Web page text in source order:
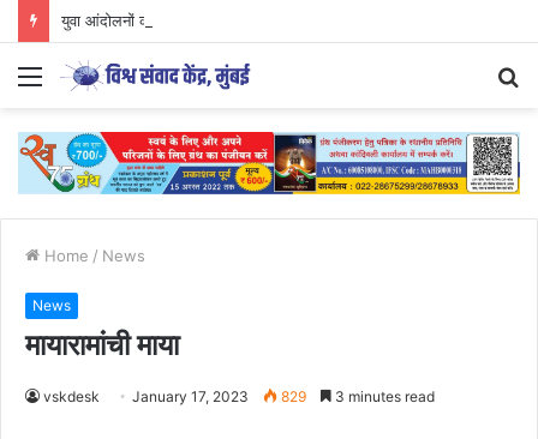
युवा आंदोलनों की दिशा और वैचारिक परिप्रेक्ष्य
Menu
Home / News
News
मायारामांची माया
vskdesk January 17, 2023 829 3 minutes read